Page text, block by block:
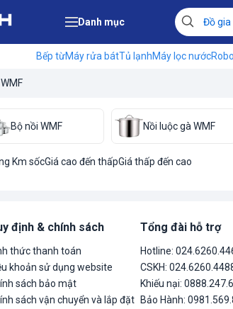
Danh mục
Bếp từMáy rửa bátTủ lạnhMáy lọc nước
Bộ nồi WMF Nồi luộc gà WMF
Km sốcGiá cao đến thấpGiá thấp đến cao
định & chính sách
thức thanh toán
khoản sử dụng website
sách bảo mật
sách vận chuyển và lắp đặt
Tổng đài hỗ trợ
Hotline:
CSKH:
Khiếu nại:
Bảo Hành: